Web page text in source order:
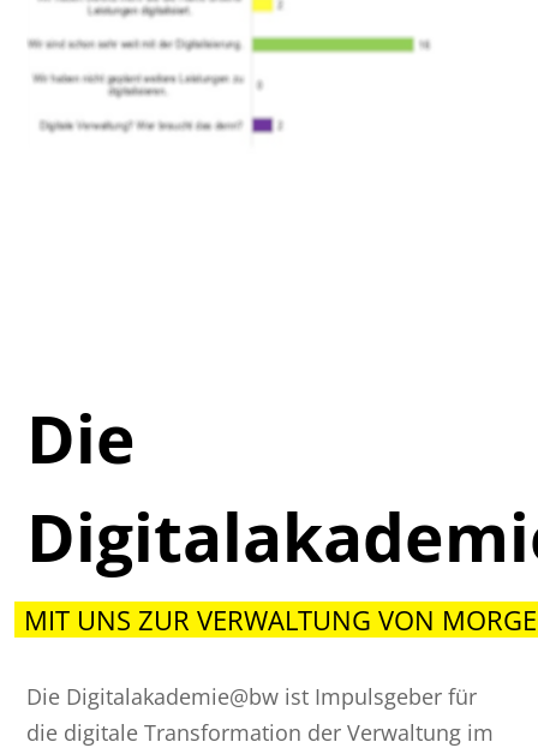
Die
MIT UNS ZUR VERWALTUNG VON
Die Digitalakademie@bw ist Impulsgeber für
die digitale Transformation der Verwaltung im